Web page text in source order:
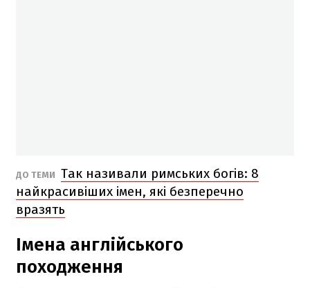
ДО ТЕМИ Так називали римських богів: 8
найкрасивіших імен, які безперечно
вразять
Імена англійського
походження